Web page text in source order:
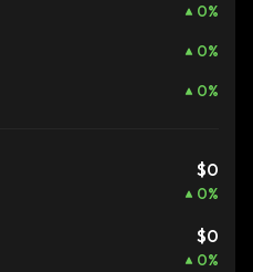
0%
0%
0%
$0
0%
$0
0%